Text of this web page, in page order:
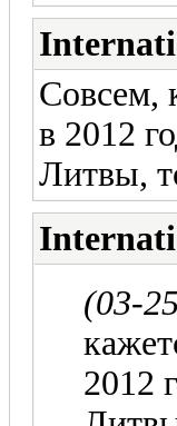
Совсем,
в 2012
Литвы,
(03-
2012